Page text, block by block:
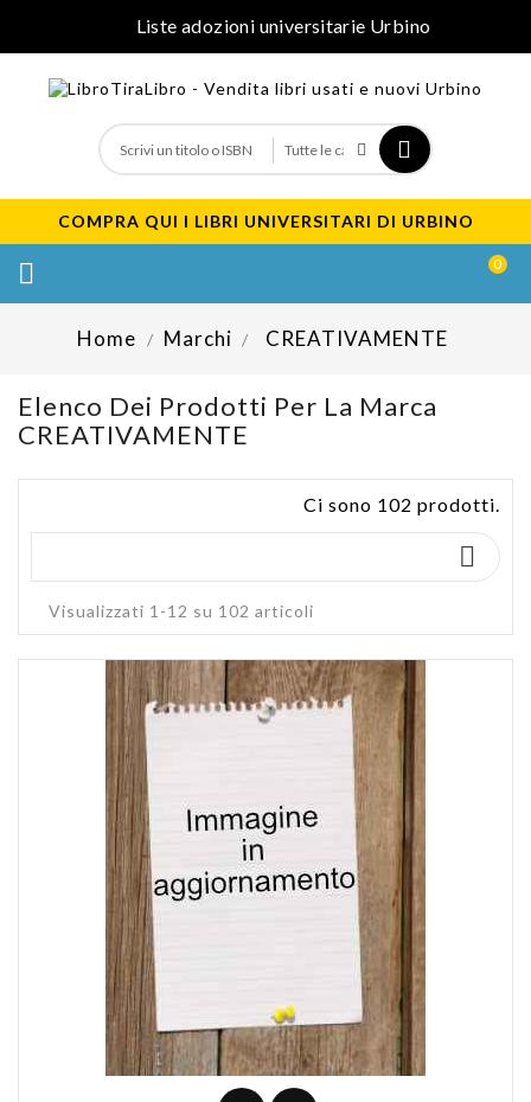
Liste adozioni universitarie Urbino
COMPRA QUI I LIBRI UNIVERSITARI DI URBINO
 0
Home Marchi CREATIVAMENTE
Elenco Dei Prodotti Per La Marca
CREATIVAMENTE
Ci sono 102 prodotti.

Visualizzati 1-12 su 102 articoli